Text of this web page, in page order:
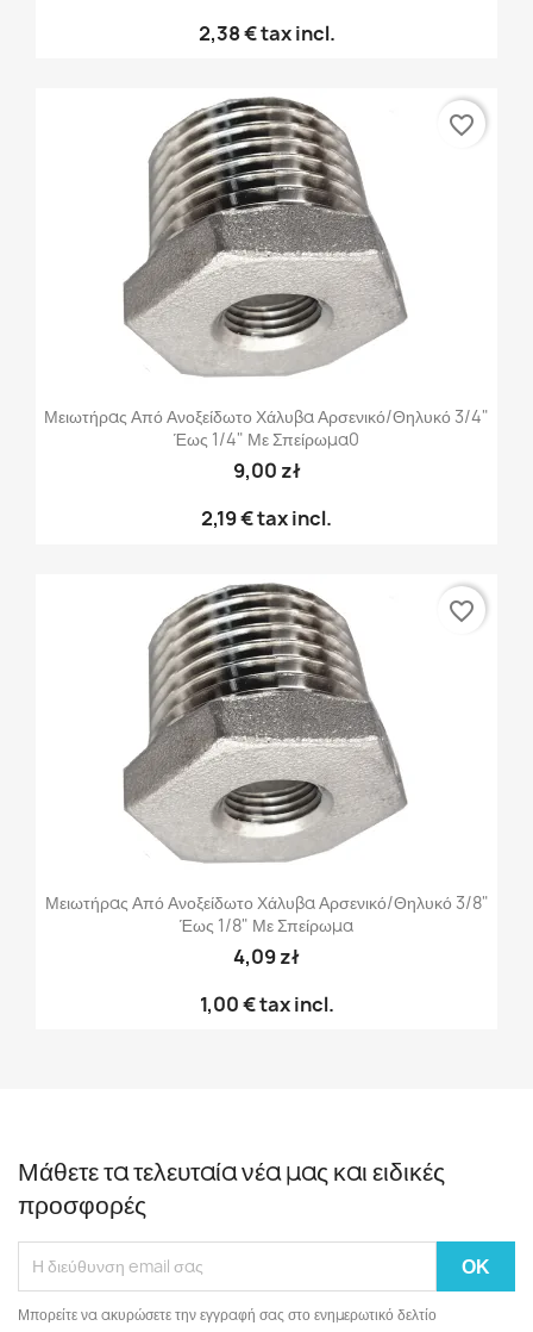
2,38 €tax incl.
Μειωτήρας Από Ανοξείδωτο Χάλυβα Αρσενικό/θηλυκό 3/4"
Έως 1/4" Με Σπείρωμα0
9,00 zł
2,19 €tax incl.
favorite_border
Μειωτήρας Από Ανοξείδωτο Χάλυβα Αρσενικό/θηλυκό 3/8"
Έως 1/8" Με Σπείρωμα
4,09 zł
1,00 €tax incl.
favorite_border
Μάθετε τα τελευταία νέα μας και ειδικές
προσφορές
Μπορείτε να ακυρώσετε την εγγραφή σας στο ενημερωτικό δελτίο